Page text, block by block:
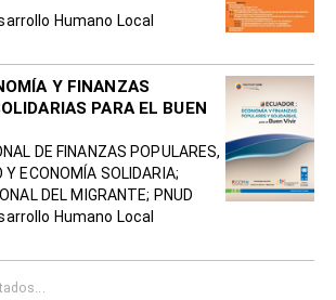
GARCIA ALVAREZ,
Humano Local
Y FINANZAS
PARA EL BUEN
DE FINANZAS POPULARES,
Y ECONOMÍA SOLIDARIA;
DEL MIGRANTE; PNUD
Humano Local